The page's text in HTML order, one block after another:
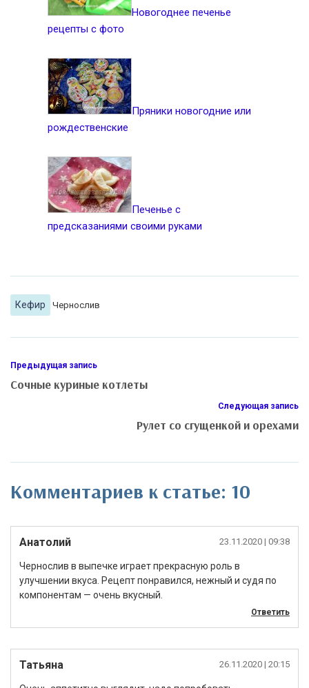
Новогоднее печенье
рецепты с фото
Пряники новогодние или
рождественские
Печенье с
предсказаниями своими руками
Кефир Чернослив
Предыдущая запись
Сочные куриные котлеты
Следующая запись
Рулет со сгущенкой и орехами
Комментариев к статье: 10
Анатолий 23.11.2020 | 09:38
Чернослив в выпечке играет прекрасную роль в
улучшении вкуса. Рецепт понравился, нежный и судя по
компонентам — очень вкусный.
Ответить
Татьяна 26.11.2020 | 20:15